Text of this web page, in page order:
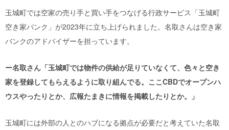
玉城町では空家の売り手と買い手をつなげる行政サービス「玉城町
空き家バンク」が2023年に立ち上げられました。名取さんは空き家
バンクのアドバイザーを担っています。
ー名取さん「玉城町では物件の供給が足りていなくて、色々と空き
家を登録してもらえるように取り組んでる。ここCBDでオープンハ
ウスやったりとか、広報たまきに情報を掲載したりとか。」
玉城町には外部の人とのハブになる拠点が必要だと考えていた名取